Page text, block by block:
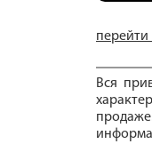
перейти
Вся